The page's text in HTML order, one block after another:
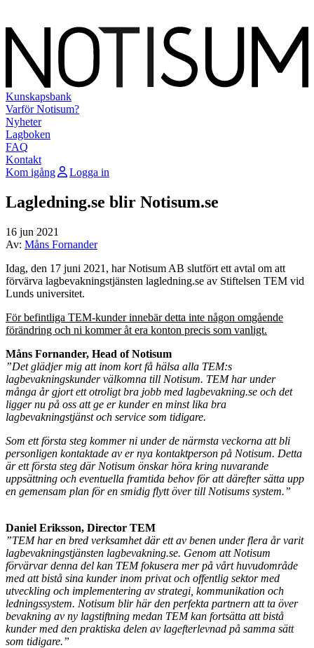
Kunskapsbank
Varför Notisum?
Nyheter
Lagboken
FAQ
Kontakt
Kom igång
Logga in
Lagledning.se blir Notisum.se
16 jun 2021
Av: Måns Fornander
Idag, den 17 juni 2021, har Notisum AB slutfört ett avtal om att
förvärva lagbevakningstjänsten lagledning.se av Stiftelsen TEM vid
Lunds universitet.
För befintliga TEM-kunder innebär detta inte någon omgående
förändring och ni kommer åt era konton precis som vanligt.
Måns Fornander, Head of Notisum
”Det glädjer mig att inom kort få hälsa alla TEM:s
lagbevakningskunder välkomna till Notisum. TEM har under
många år gjort ett otroligt bra jobb med lagbevakning.se och det
ligger nu på oss att ge er kunder en minst lika bra
lagbevakningstjänst och service som tidigare.
Som ett första steg kommer ni under de närmsta veckorna att bli
personligen kontaktade av er nya kontaktperson på Notisum. Detta
är ett första steg där Notisum önskar höra kring nuvarande
uppsättning och eventuella framtida behov för att därefter sätta upp
en gemensam plan för en smidig flytt över till Notisums system.”
Daniel Eriksson, Director TEM
”TEM har en bred verksamhet där ett av benen under flera år varit
lagbevakningstjänsten lagbevakning.se. Genom att Notisum
förvärvar denna del kan TEM fokusera mer på vårt huvudområde
med att bistå sina kunder inom privat och offentlig sektor med
utveckling och implementering av strategi, kommunikation och
ledningssystem. Notisum blir här den perfekta partnern att ta över
bevakning av ny lagstiftning medan TEM kan fortsätta att bistå
kunder med den praktiska delen av lagefterlevnad på samma sätt
som tidigare.”